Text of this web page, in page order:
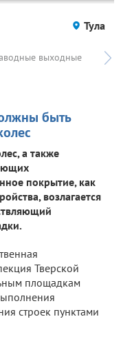
Тула
выходные
быть
а также
покрытие, как
возлагается
Тверской
площадкам
строек пунктами